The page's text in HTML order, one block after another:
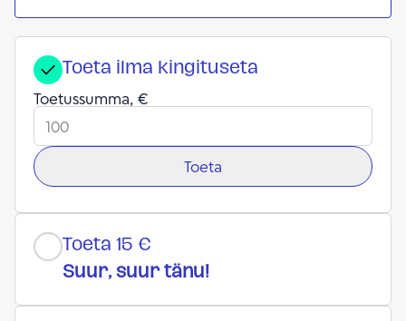
Toeta ilma kingituseta
Toetussumma, €
Toeta
Toeta 15 €
Suur, suur tänu!